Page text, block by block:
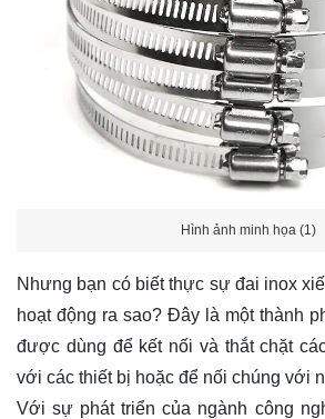
Hình ảnh minh họa (1)
Nhưng bạn có biết thực sự đai inox
hoạt động ra sao? Đây là một thành
được dùng để kết nối và thắt chặt
với các thiết bị hoặc để nối chúng với
Với sự phát triển của ngành công